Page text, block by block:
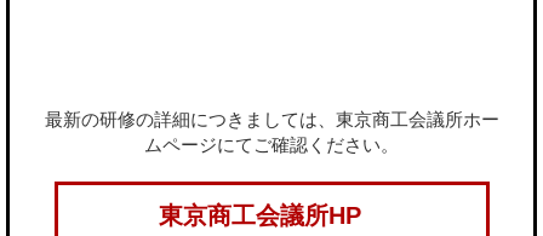
最新の研修の詳細につきましては、東京商工会議所ホー
ムページにてご確認ください。
東京商工会議所HP